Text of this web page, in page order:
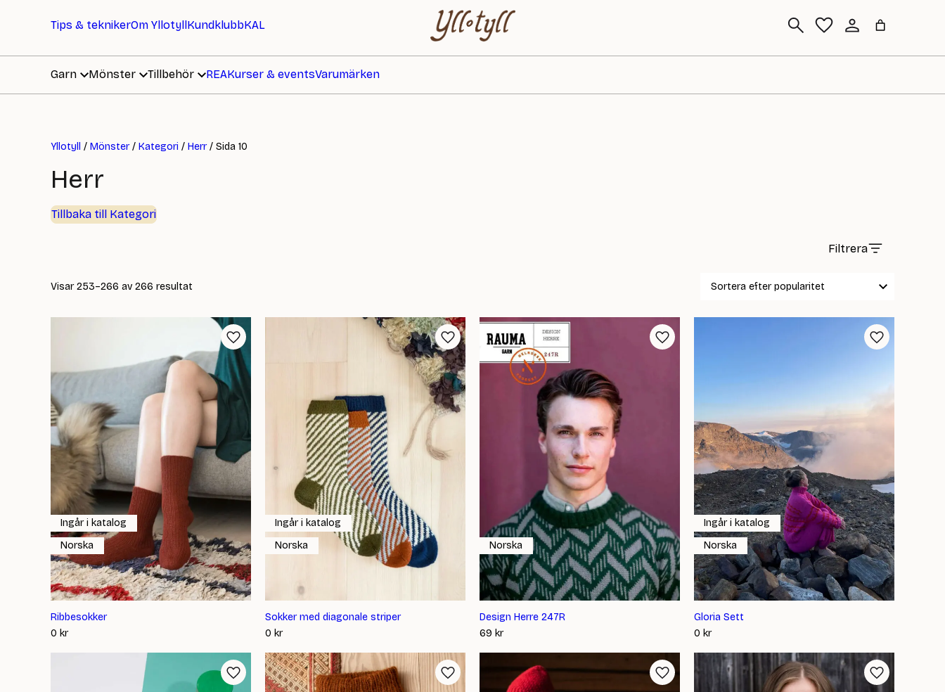
Tips & teknikerOm Yllotyll KundklubbKAL
Garn
Mönster Tillbehör REAKurser & eventsVarumärken
Yllotyll / Mönster/ Kategori / Herr/ Sida 10
Herr
Tillbaka till Kategori
Filtrera
Visar 253–266 av 266 resultat
popularitet
Ribbesokker
0 kr
Ingår i katalog
Norska
Sokker med diagonale striper
0 kr
Ingår i katalog
Norska
Design Herre 247R
69 kr
Norska
Gloria Sett
0 kr
Ingår i katalog
Norska